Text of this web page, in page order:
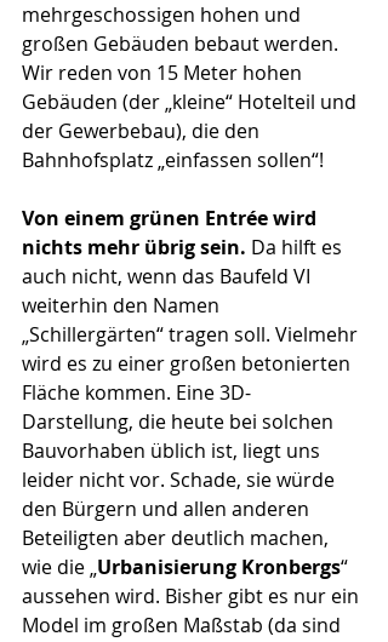
mehrgeschossigen hohen und
großen Gebäuden bebaut werden.
Wir reden von 15 Meter hohen
Gebäuden (der „kleine“ Hotelteil und
der Gewerbebau), die den
Bahnhofsplatz „einfassen sollen“!
Von einem grünen Entrée wird
nichts mehr übrig sein. Da hilft es
auch nicht, wenn das Baufeld VI
weiterhin den Namen
„Schillergärten“ tragen soll. Vielmehr
wird es zu einer großen betonierten
Fläche kommen. Eine 3D-
Darstellung, die heute bei solchen
Bauvorhaben üblich ist, liegt uns
leider nicht vor. Schade, sie würde
den Bürgern und allen anderen
Beteiligten aber deutlich machen,
wie die „Urbanisierung Kronbergs“
aussehen wird. Bisher gibt es nur ein
Model im großen Maßstab (da sind